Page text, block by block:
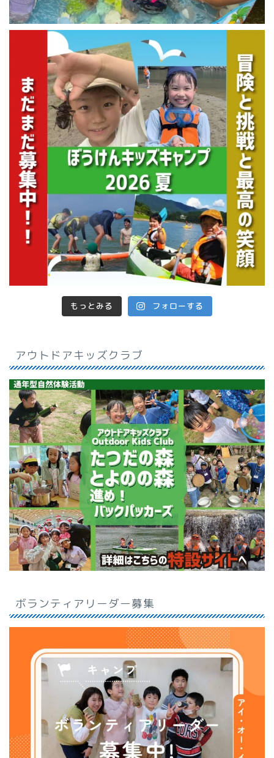
もっとみる フォローする
アウトドアキッズクラブ
ボランティアリーダー募集